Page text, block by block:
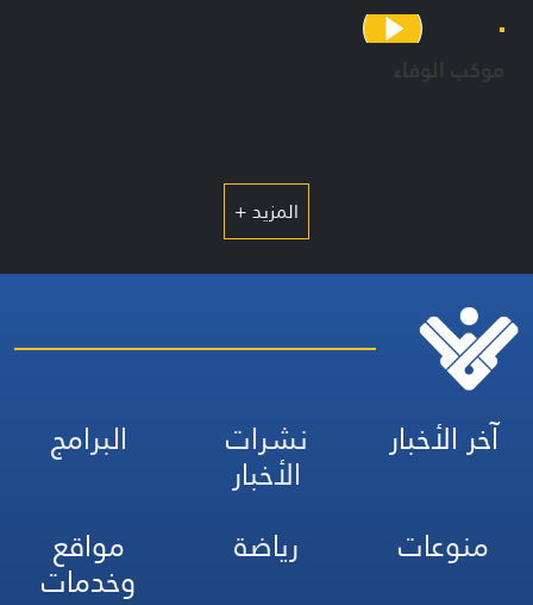
موكب الوفاء
المزيد +
آخر الأخبار نشرات
الأخبار
البرامج
منوعات
رياضة مواقع
وخدمات